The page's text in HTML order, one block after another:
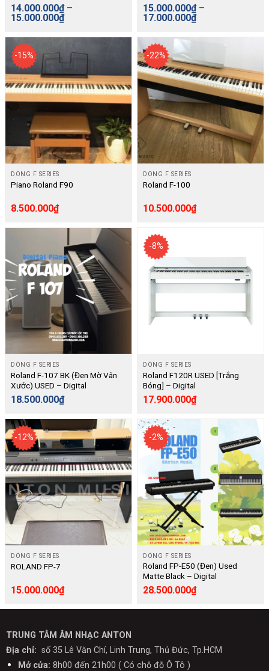
14.000.000₫–
15.000.000₫
15.000.000₫–
17.000.000₫
-15%
DÒNG F SERIES
Piano Roland F90
8.500.000₫
-22%
DÒNG F SERIES
Roland F-100
10.500.000₫
DÒNG F SERIES
Roland F-107 BK (Đen Mờ Vân
Xước) USED – Digital
18.500.000₫
-8%
DÒNG F SERIES
Roland F120R USED [Trắng
Bóng] – Digital
17.900.000₫
-12%
DÒNG F SERIES
ROLAND FP-7
15.000.000₫
-2%
DÒNG F SERIES
Roland FP-E50 (Đen) Used
Matte Black – Digital
28.500.000₫
TRUNG TÂM ÂM NHẠC ANTON
Địa chỉ: số 35 Lê Văn Chí, Linh Trung, Thủ Đức, Tp.HCM
Mở cửa: 8h00 đến 21h00 ( Có chỗ đỗ Ô Tô )